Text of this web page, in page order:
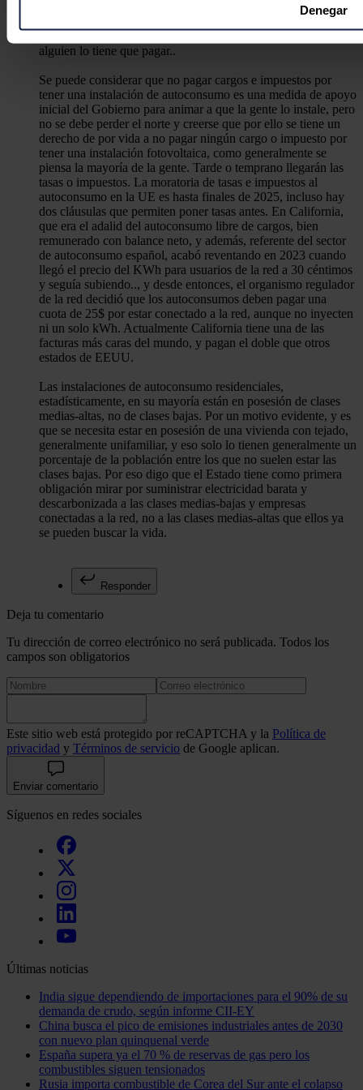
Obtenga más información sobre cómo se procesan sus
lasección de datos. Puede cambiar o retirar su
de cookies.
Las cookies de este sitio web se usan para personalizar el
redes sociales y analizar el tráfico. Además, compartimos
con nuestros partners de redes sociales, publicidad y
información que les haya proporcionado o que hayan
servicios.
Denegar
actualmente en España. También soy consciente, que lo que
no han pagado mis familiares de "cargos" e impuestos, lo han
alguien lo tiene que pagar..
Se puede considerar que no pagar cargos e impuestos por
tener una instalación de autoconsumo es una medida de apoyo
inicial del Gobierno para animar a que la gente lo instale, pero
no se debe perder el norte y creerse que por ello se tiene un
derecho de por vida a no pagar ningún cargo o impuesto por
tener una instalación fotovoltaica, como generalmente se
piensa la mayoría de la gente. Tarde o temprano llegarán las
tasas o impuestos. La moratoria de tasas e impuestos al
autoconsumo en la UE es hasta finales de 2025, incluso hay
dos cláusulas que permiten poner tasas antes. En California,
que era el adalid del autoconsumo libre de cargos, bien
remunerado con balance neto, y además, referente del sector
de autoconsumo español, acabó reventando en 2023 cuando
llegó el precio del KWh para usuarios de la red a 30 céntimos
y seguía subiendo.., y desde entonces, el organismo regulador
de la red decidió que los autoconsumos deben pagar una
cuota de 25$ por estar conectado a la red, aunque no inyecten
ni un solo kWh. Actualmente California tiene una de las
facturas más caras del mundo, y pagan el doble que otros
estados de EEUU.
Las instalaciones de autoconsumo residenciales,
estadísticamente, en su mayoría están en posesión de clases
medias-altas, no de clases bajas. Por un motivo evidente, y es
que se necesita estar en posesión de una vivienda con tejado,
generalmente unifamiliar, y eso solo lo tienen generalmente un
porcentaje de la población entre los que no suelen estar las
clases bajas. Por eso digo que el Estado tiene como primera
obligación mirar por suministrar electricidad barata y
descarbonizada a las clases medias-bajas y empresas
conectadas a la red, no a las clases medias-altas que ellos ya
se pueden buscar la vida.
Responder
Deja tu comentario
Tu dirección de correo electrónico no será publicada. Todos los
campos son obligatorios
Este sitio web está protegido por reCAPTCHA y la Política de
privacidad y Términos de servicio de Google aplican.
Enviar comentario
Síguenos en redes sociales
Últimas noticias
India sigue dependiendo de importaciones para el 90% de su
demanda de crudo, según informe CII-EY
China busca el pico de emisiones industriales antes de 2030
con nuevo plan quinquenal verde
España supera ya el 70 % de reservas de gas pero los
combustibles siguen tensionados
Rusia importa combustible de Corea del Sur ante el colapso